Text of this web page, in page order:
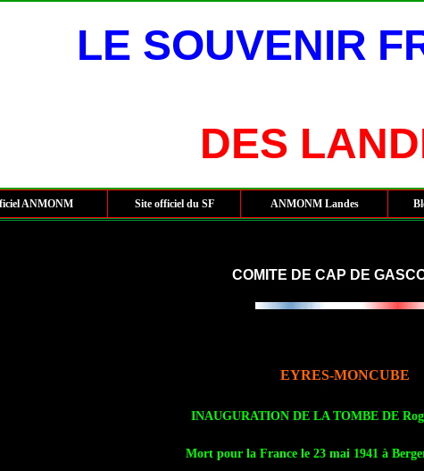
LE SOUVENIR
DES
ANMONM Site officiel du SF ANMONM Landes
COMITE DE CAP DE
EYRES-MONCUBE
INAUGURATION DE LA TOMBE DE
Mort pour la France le 23 mai 1941 à